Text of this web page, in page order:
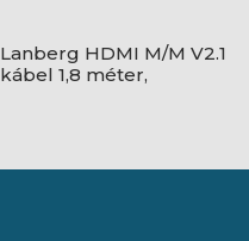
Lanberg HDMI M/M V2.1
kábel 1,8 méter,